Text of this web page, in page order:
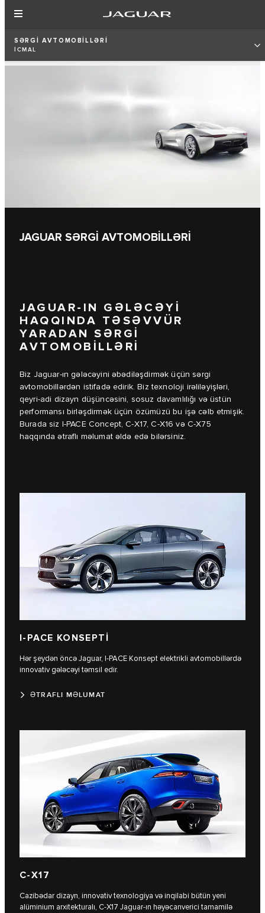
SƏRGİ AVTOMOBİLLƏRİ
İCMAL
JAGUAR SƏRGİ AVTOMOBİLLƏRİ
JAGUAR-IN GƏLƏCƏYİ
HAQQINDA TƏSƏVVÜR
YARADAN SƏRGİ
AVTOMOBİLLƏRİ
Biz Jaguar-ın gələcəyini əbədiləşdirmək üçün sərgi
avtomobillərdən istifadə edirik. Biz texnoloji irəliləyişləri,
qeyri-adi dizayn düşüncəsini, sosuz davamlılığı və üstün
performansı birləşdirmək üçün özümüzü bu işə cəlb etmişik.
Burada siz I‑PACE Concept, C‑X17, C‑X16 və C‑X75
haqqında ətraflı məlumat əldə edə bilərsiniz.
I‑PACE KONSEPTİ
Hər şeydən öncə Jaguar, I‑PACE Konsept elektrikli avtomobillərdə
innovativ gələcəyi təmsil edir.
ƏTRAFLI MƏLUMAT
C‑X17
Cazibədar dizayn, innovativ texnologiya və inqilabi bütün yeni
alüminium arxitekturalı, C‑X17 Jaguar-ın həyəcanverici tamamilə